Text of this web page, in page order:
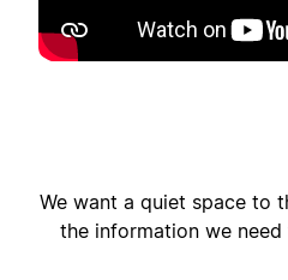
We want a quiet space to
the information we